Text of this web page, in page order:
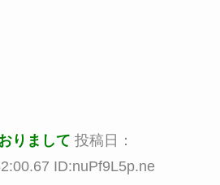
りまして 投稿日：
ID:nuPf9L5p.ne